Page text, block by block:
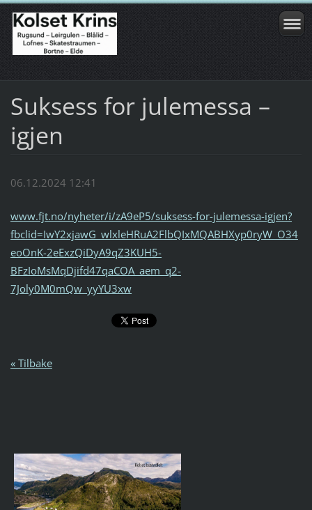
Suksess for julemessa –
igjen
06.12.2024 12:41
www.fjt.no/nyheter/i/zA9eP5/suksess-for-julemessa-igjen?
fbclid=IwY2xjawG_wlxleHRuA2FlbQIxMQABHXyp0ryW_O34
eoOnK-2eExzQiDyA9qZ3KUH5-
BFzIoMsMqDjifd47qaCOA_aem_q2-
7Joly0M0mQw_yyYU3xw
« Tilbake